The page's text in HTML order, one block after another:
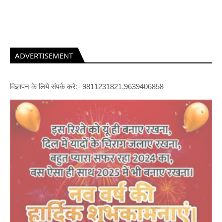
ADVERTISEMENT
विज्ञापन के लिये संपर्क करे:- 9811231821,9639406858